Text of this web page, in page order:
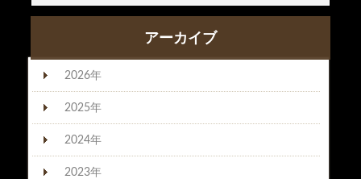
アーカイブ
2026年
2025年
2024年
2023年